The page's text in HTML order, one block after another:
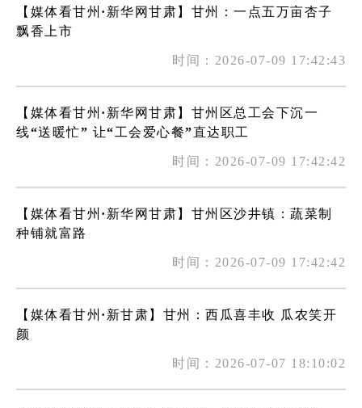
【媒体看甘州·新华网甘肃】甘州：一点五万亩杏子
飘香上市
时间：2026-07-09 17:42:43
【媒体看甘州·新华网甘肃】甘州区总工会下沉一
线“送暖忙” 让“工会爱心餐”直达职工
时间：2026-07-09 17:42:42
【媒体看甘州·新华网甘肃】甘州区沙井镇：蔬菜制
种铺就富路
时间：2026-07-09 17:42:42
【媒体看甘州·新甘肃】甘州：西瓜喜丰收 瓜农笑开
颜
时间：2026-07-07 18:10:02